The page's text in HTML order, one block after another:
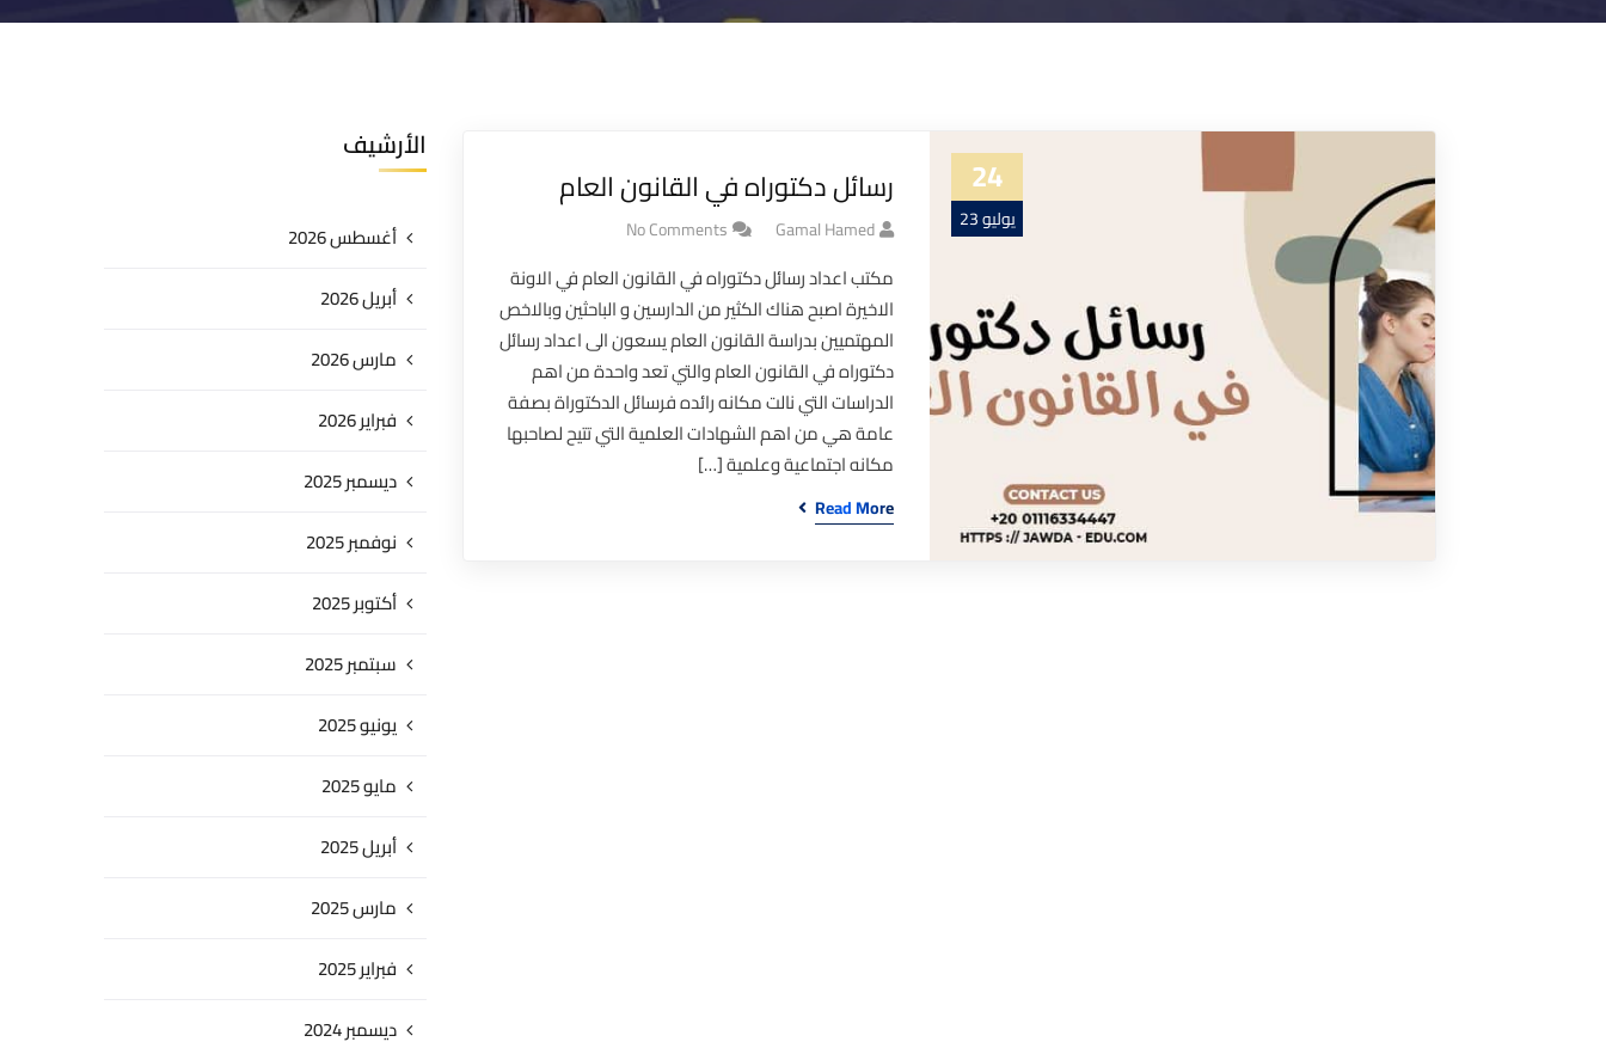
24
يوليو 23
رسائل دكتوراه في القانون العام
Gamal Hamed
No Comments
مكتب اعداد رسائل دكتوراه في القانون العام في الاونة
الاخيرة اصبح هناك الكثير من الدارسين و الباحثين وبالاخص
المهتميين بدراسة القانون العام يسعون الى اعداد رسائل
دكتوراه في القانون العام والتي تعد واحدة من اهم
الدراسات التي نالت مكانه رائده فرسائل الدكتوراة بصفة
عامة هي من اهم الشهادات العلمية التي تتيح لصاحبها
مكانه اجتماعية وعلمية […]
Read More
الأرشيف
أغسطس 2026
أبريل 2026
مارس 2026
فبراير 2026
ديسمبر 2025
نوفمبر 2025
أكتوبر 2025
سبتمبر 2025
يونيو 2025
مايو 2025
أبريل 2025
مارس 2025
فبراير 2025
ديسمبر 2024